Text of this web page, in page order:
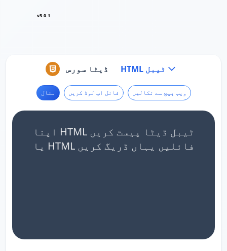
v3.0.1
ڈیٹا سورس HTML ٹیبل
مثال فائل اپ لوڈ کریں ویب پیج سے نکالیں
اپنا HTML ٹیبل ڈیٹا پیسٹ کریں
یا HTML فائلیں یہاں ڈریگ کریں